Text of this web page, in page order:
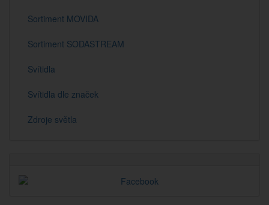
Sortiment MOVIDA
Sortiment SODASTREAM
Svítidla
Svítidla dle značek
Zdroje světla